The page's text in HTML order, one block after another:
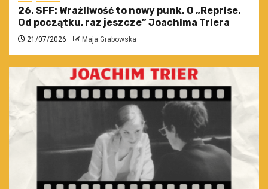
26. SFF: Wrażliwość to nowy punk. O „Reprise.
Od początku, raz jeszcze” Joachima Triera
21/07/2026 Maja Grabowska